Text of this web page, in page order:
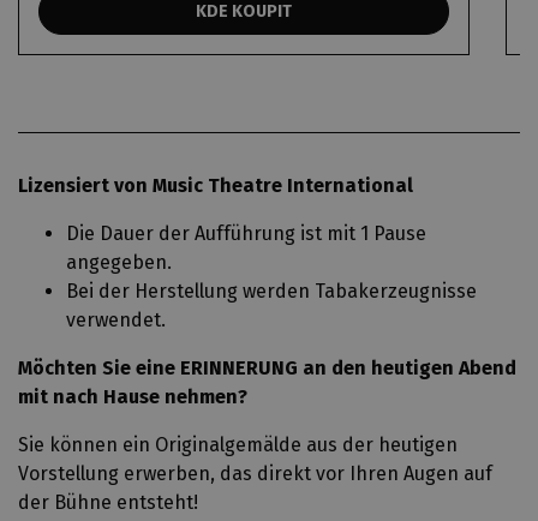
KDE KOUPIT
Lizensiert von Music Theatre International
Die Dauer der Aufführung ist mit 1 Pause
angegeben.
Bei der Herstellung werden Tabakerzeugnisse
verwendet.
Möchten Sie eine ERINNERUNG an den heutigen Abend
mit nach Hause nehmen?
Sie können ein Originalgemälde aus der heutigen
Vorstellung erwerben, das direkt vor Ihren Augen auf
der Bühne entsteht!